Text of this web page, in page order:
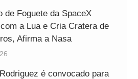
de Foguete da SpaceX
a Lua e Cria Cratera de
Afirma a Nasa
é convocado para